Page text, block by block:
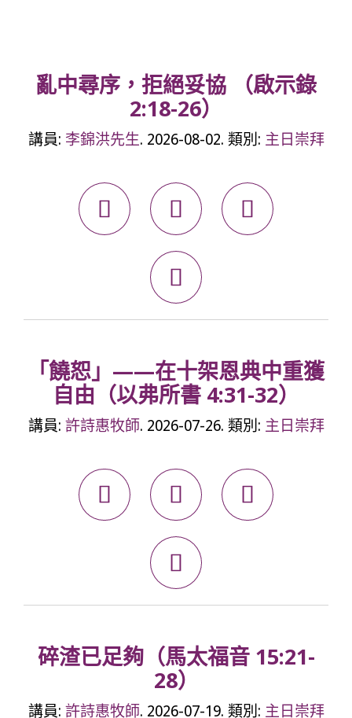
亂中尋序，拒絕妥協 （啟示錄
2:18-26）
講員: 李錦洪先生. 2026-08-02. 類別: 主日崇拜
  

「饒恕」——在十架恩典中重獲
自由（以弗所書 4:31-32）
講員: 許詩惠牧師. 2026-07-26. 類別: 主日崇拜
  

碎渣已足夠（馬太福音 15:21-
28）
講員: 許詩惠牧師. 2026-07-19. 類別: 主日崇拜